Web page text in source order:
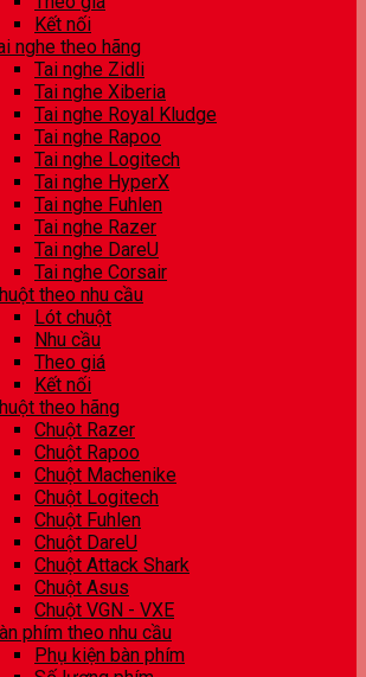
Kết nối
nghe theo hãng
Tai nghe Zidli
Tai nghe Xiberia
Tai nghe Royal Kludge
Tai nghe Rapoo
Tai nghe Logitech
Tai nghe HyperX
Tai nghe Fuhlen
Tai nghe Razer
Tai nghe DareU
Tai nghe Corsair
theo nhu cầu
Lót chuột
Nhu cầu
Theo giá
Kết nối
theo hãng
Chuột Razer
Chuột Rapoo
Chuột Machenike
Chuột Logitech
Chuột Fuhlen
Chuột DareU
Chuột Attack Shark
Chuột Asus
Chuột VGN - VXE
phím theo nhu cầu
Phụ kiện bàn phím